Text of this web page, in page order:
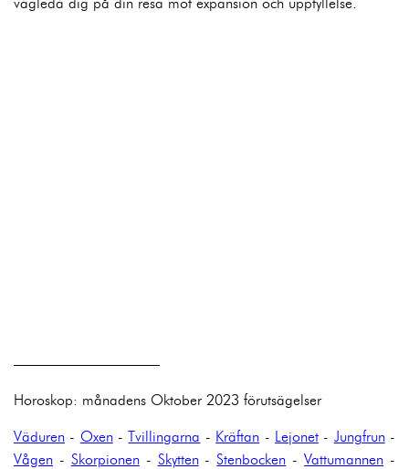
——————————
Horoskop: månadens Oktober 2023 förutsägelser
Väduren - Oxen-Tvillingarna - Kräftan - Lejonet- Jungfrun-
Vågen - Skorpionen- Skytten-Stenbocken -Vattumannen -